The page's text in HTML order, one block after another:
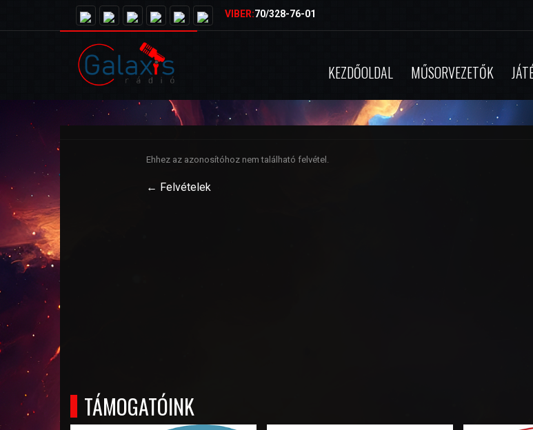
VIBER:70/328-76-01
KEZDŐOLDAL MŰSORVEZETŐK
Ehhez az azonosítóhoz nem található felvétel.
← Felvételek
TÁMOGATÓINK